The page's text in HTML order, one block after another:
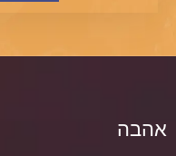
אהבה